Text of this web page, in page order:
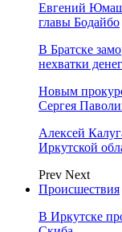
Евгений
главы Бодайбо
В Братске
нехватки денег
Новым
Сергея
Алексей
Иркутской
Prev Next
Происшествия
В Иркутске